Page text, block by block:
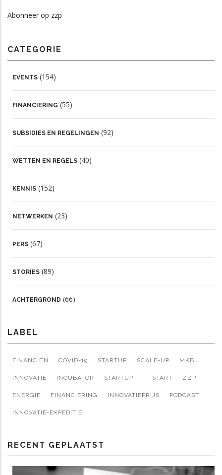
Abonneer op zzp
CATEGORIE
EVENTS (154)
FINANCIERING (55)
SUBSIDIES EN REGELINGEN (92)
WETTEN EN REGELS (40)
KENNIS (152)
NETWERKEN (23)
PERS (67)
STORIES (89)
ACHTERGROND (66)
LABEL
FINANCIËN COVID-19 STARTUP SCALE-UP MKB
INNOVATIE INCUBATOR STARTUP-IT START ZZP
ENERGIE FINANCIERING INNOVATIEPRIJS PODCAST
INNOVATIE-EXPEDITIE
RECENT GEPLAATST